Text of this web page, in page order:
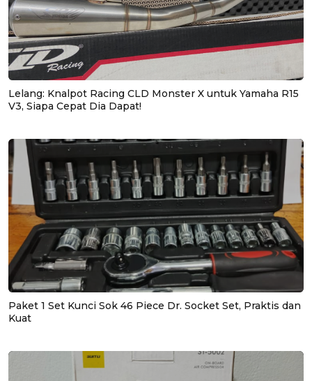
Lelang: Knalpot Racing CLD Monster X untuk Yamaha R15
V3, Siapa Cepat Dia Dapat!
Paket 1 Set Kunci Sok 46 Piece Dr. Socket Set, Praktis dan
Kuat